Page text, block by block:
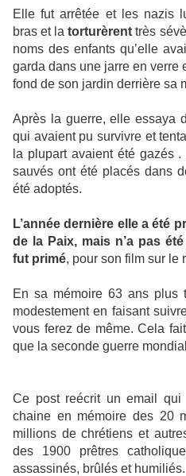
Elle fut arrêtée et les nazis
bras et latorturèrent très
noms des enfants qu’elle
garda dans une jarre en verre
fond de son jardin derrière sa
Après la guerre, elle essaya
qui avaient pu survivre et
la plupart avaient été gazés
sauvés ont été placés dans
été adoptés.
L’année dernière elle a été
de la Paix, mais n’a pas
fut primé, pour son film sur le
En sa mémoire 63 ans plus
modestement en faisant
vous ferez de même. Cela
que la seconde guerre
Ce post reécrit un email
chaine en mémoire des 20
millions de chrétiens et
des 1900 prêtres
assassinés, brûlés et humiliés.